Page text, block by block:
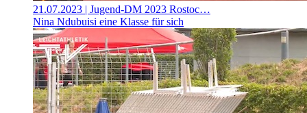
21.07.2023 | Jugend-DM 2023 Rostoc…
Nina Ndubuisi eine Klasse für sich